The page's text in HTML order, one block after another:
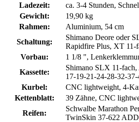
Ladezeit:
ca. 3-4 Stunden,
Gewicht:
19,90 kg
Rahmen:
Aluminium, 54 cm
Schaltung:
Shimano Deore oder
Rapidfire Plus, XT 11-
Vorbau:
1 1/8 ",
Kassette:
Shimano SLX 11-
17-19-21-24-28-32-
Kurbel:
CNC lightweight, 4-
Kettenblatt:
39 Zähne, CNC
Reifen:
Schwalbe Marathon
TwinSkin 37-622